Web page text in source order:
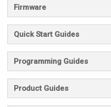
Firmware
Quick Start Guides
Programming Guides
Product Guides